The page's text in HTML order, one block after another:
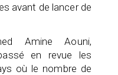
avant de lancer de
Amine Aouni,
en revue les
où le nombre de